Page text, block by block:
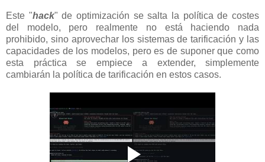
Este "hack" de optimización se salta la política de costes
del modelo, pero realmente no está haciendo nada
prohibido, sino aprovechar los sistemas de tarificación y las
capacidades de los modelos, pero es de suponer que como
esta práctica se empiece a extender, simplemente
cambiarán la política de tarificación en estos casos.